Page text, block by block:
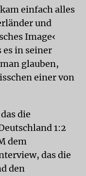
einfach alles
und
Image‹
es in seiner
glauben,
einer von
die
1:2
dem
das die
den